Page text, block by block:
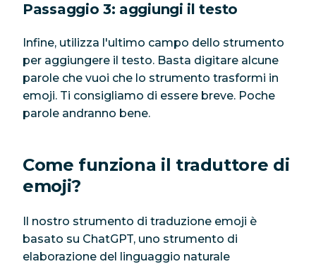
Passaggio 3: aggiungi il testo
Infine, utilizza l'ultimo campo dello strumento
per aggiungere il testo. Basta digitare alcune
parole che vuoi che lo strumento trasformi in
emoji. Ti consigliamo di essere breve. Poche
parole andranno bene.
Come funziona il traduttore di
emoji?
Il nostro strumento di traduzione emoji è
basato su ChatGPT, uno strumento di
elaborazione del linguaggio naturale